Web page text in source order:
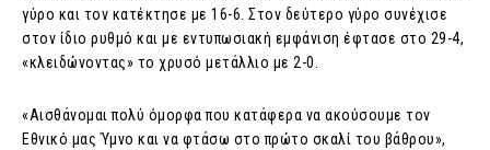
γύρο και τον κατέκτησε με 16-6. Στον δεύτερο γύρο συνέχισε
στον ίδιο ρυθμό και με εντυπωσιακή εμφάνιση έφτασε στο 29-4,
«κλειδώνοντας» το χρυσό μετάλλιο με 2-0.
«Αισθάνομαι πολύ όμορφα που κατάφερα να ακούσουμε τον
Εθνικό μας Ύμνο και να φτάσω στο πρώτο σκαλί του βάθρου»,